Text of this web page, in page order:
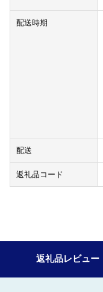
配送時期
配送
返礼品コード
返礼品レビュー